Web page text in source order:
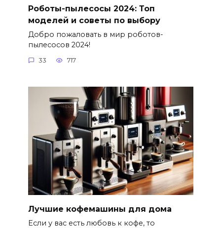
Роботы-пылесосы 2024: Топ
моделей и советы по выбору
Добро пожаловать в мир роботов-
пылесосов 2024!
33 717
Лучшие кофемашины для дома
Если у вас есть любовь к кофе, то